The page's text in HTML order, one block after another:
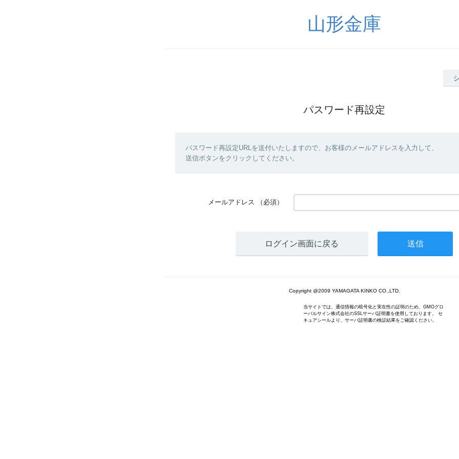
山形金庫
パスワード再設定
パスワード再設定URLを送付いたしますので、お客様のメールアドレスを入力して、
送信ボタンをクリックしてください。
メールアドレス （必須）
ログイン画面に戻る
Copyright @2009 YAMAGATA KINKO CO.,LTD.
当サイトでは、通信情報の暗号化と実在性の証明のため、GMOグロ
ーバルサイン株式会社のSSLサーバ証明書を使用しております。 セ
キュアシールより、サーバ証明書の検証結果をご確認ください。